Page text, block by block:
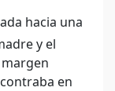
hacia una
y el
en